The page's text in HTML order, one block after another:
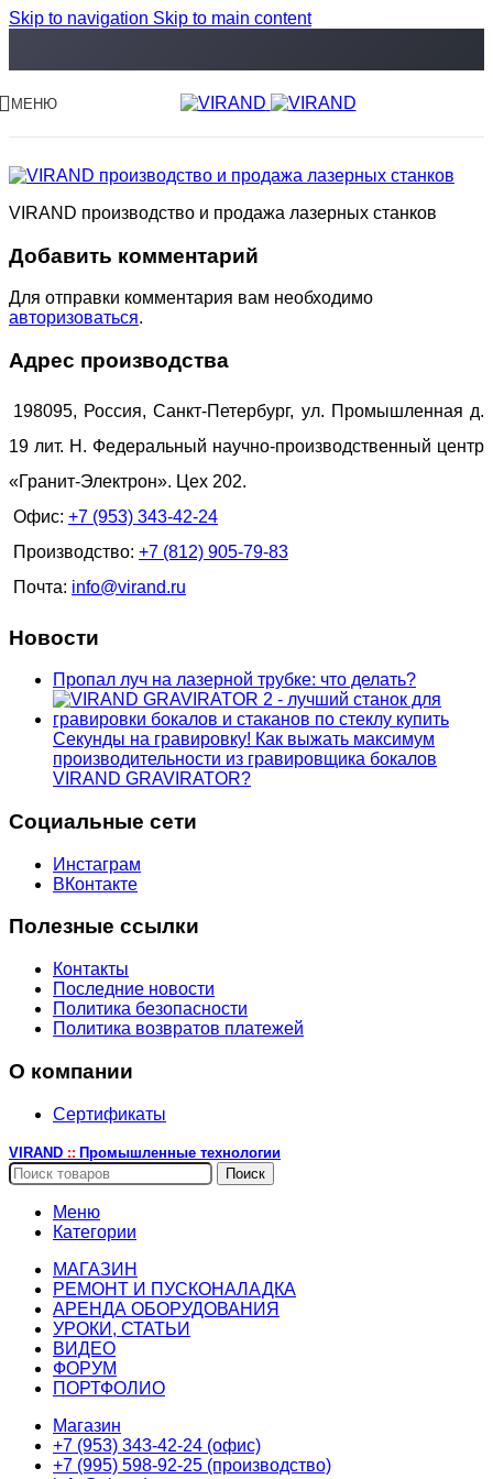
Skip to navigation Skip to main content
МЕНЮ
VIRAND производство и продажа лазерных станков
Добавить комментарий
Для отправки комментария вам необходимо
авторизоваться.
Адрес производства
198095, Россия, Санкт-Петербург, ул. Промышленная д.
19 лит. Н. Федеральный научно-производственный центр
«Гранит-Электрон». Цех 202.
Офис: +7 (953) 343-42-24
Производство: +7 (812) 905-79-83
Почта: info@virand.ru
Новости
Пропал луч на лазерной трубке: что делать?
Секунды на гравировку! Как выжать максимум
производительности из гравировщика бокалов
VIRAND GRAVIRATOR?
Социальные сети
Инстаграм
ВКонтакте
Полезные ссылки
Контакты
Последние новости
Политика безопасности
Политика возвратов платежей
О компании
Сертификаты
VIRAND :: Промышленные технологии
Поиск
Меню
Категории
МАГАЗИН
РЕМОНТ И ПУСКОНАЛАДКА
АРЕНДА ОБОРУДОВАНИЯ
УРОКИ, СТАТЬИ
ВИДЕО
ФОРУМ
ПОРТФОЛИО
Магазин
+7 (953) 343-42-24 (офис)
+7 (995) 598-92-25 (производство)